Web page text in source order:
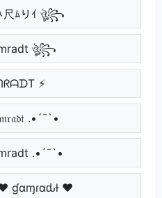
ﾑりｲ ঔৣ꧂
ঔৣ꧂
⚡
.•´¯`•
.•´¯`•
ɠαɱɾαԃƚ ♥